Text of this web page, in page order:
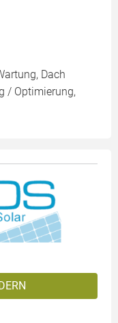
Dach
/ Optimierung,